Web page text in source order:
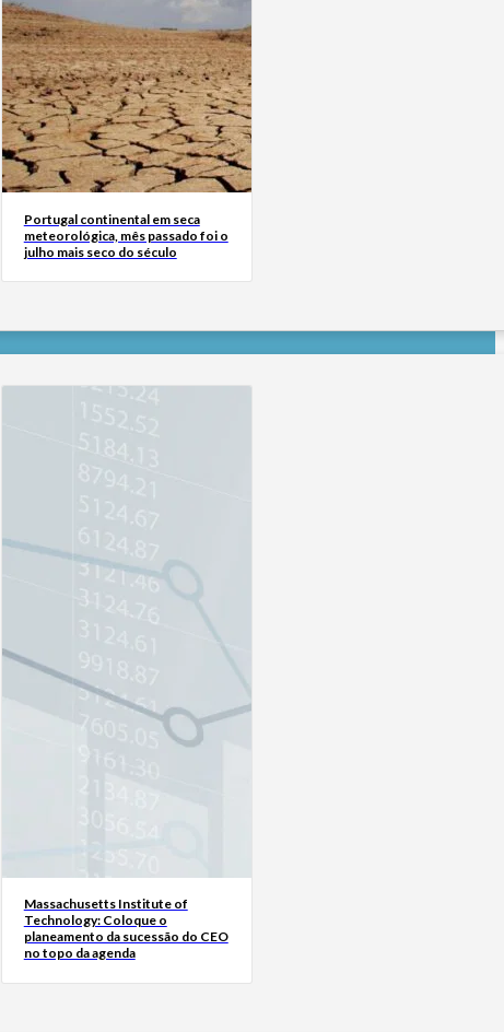
Portugal continental em seca
meteorológica, mês passado foi o
julho mais seco do século
Massachusetts Institute of
Technology: Coloque o
planeamento da sucessão do CEO
no topo da agenda